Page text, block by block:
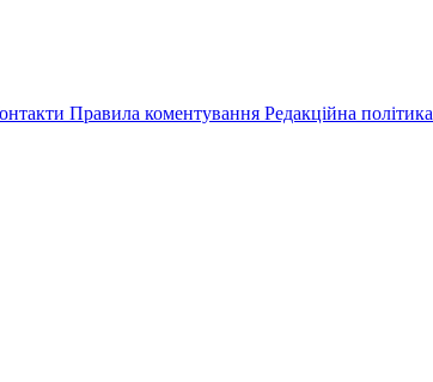
Правила коментування Редакційна політика